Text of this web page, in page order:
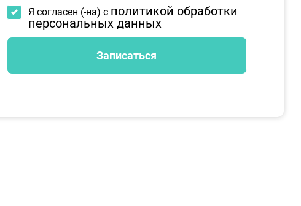
Я согласен (-на) с политикой обработки
персональных данных